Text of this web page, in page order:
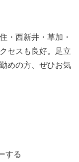
・西新井・草加・
セスも良好。足立
めの方、ぜひお気
する